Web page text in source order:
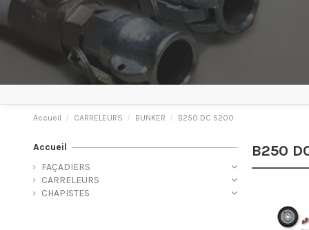
Accueil CARRELEURS BUNKER B250 DC 5200
B250
Accueil
FAÇADIERS
CARRELEURS
CHAPISTES